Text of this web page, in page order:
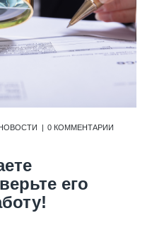
0 КОММЕНТАРИИ
его